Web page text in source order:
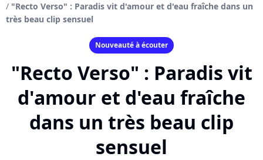
/ "Recto Verso" : Paradis vit d'amour et d'eau fraîche dans un
très beau clip sensuel
Nouveauté à écouter
"Recto Verso" : Paradis vit
d'amour et d'eau fraîche
dans un très beau clip
sensuel